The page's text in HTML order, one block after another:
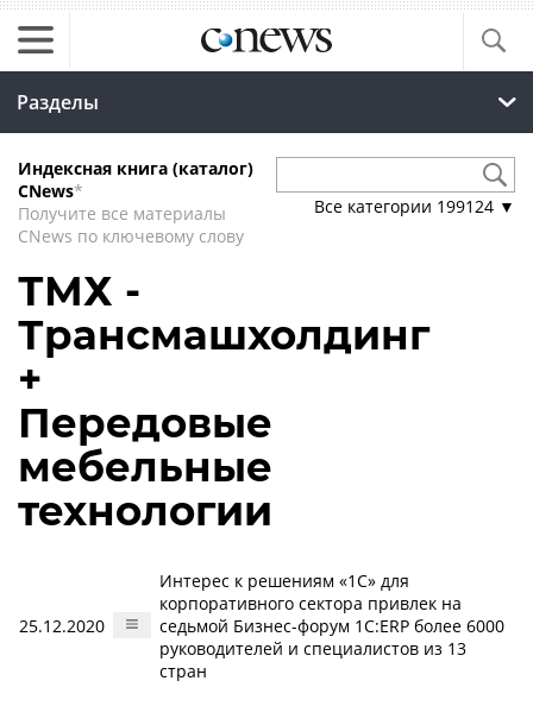
Разделы
Индексная книга (каталог)
CNews*
Получите все материалы
CNews по ключевому слову
Все категории 199124 ▼
ТМХ -
Трансмашхолдинг
+
Передовые
мебельные
технологии
25.12.2020
Интерес к решениям «1С» для
корпоративного сектора привлек на
седьмой Бизнес-форум 1С:ERP более 6000
руководителей и специалистов из 13
стран